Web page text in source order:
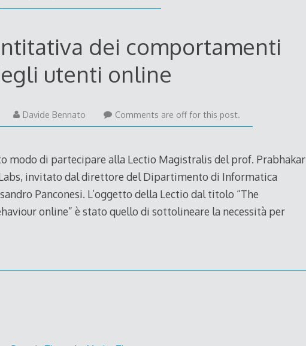
dei comportamenti
utenti online
Davide Bennato Comments are off for this post.
modo di partecipare alla Lectio Magistralis del prof. Prabhakar
invitato dal direttore del Dipartimento di Informatica
Panconesi. L’oggetto della Lectio dal titolo “The
online” è stato quello di sottolineare la necessità per